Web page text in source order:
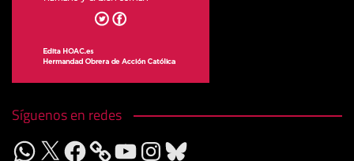
Síguenos en redes
WhatsApp
X Facebook YouTubeInstagram
Bluesky